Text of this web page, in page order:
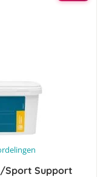
Sport Support